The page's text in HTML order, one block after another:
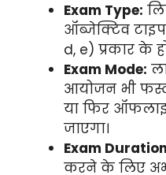
Exam Type:
ऑब्जेक्टिव
d, e) प्रकार के
Exam Mode:
आयोजन भी
या फिर
जाएगा।
Exam Duration
करने के लिए